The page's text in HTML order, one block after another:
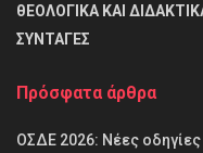
θΕΟΛΟΓΙΚΑ ΚΑΙ
ΣΥΝΤΑΓΕΣ
Πρόσφατα άρθρα
ΟΣΔΕ 2026: Νέες